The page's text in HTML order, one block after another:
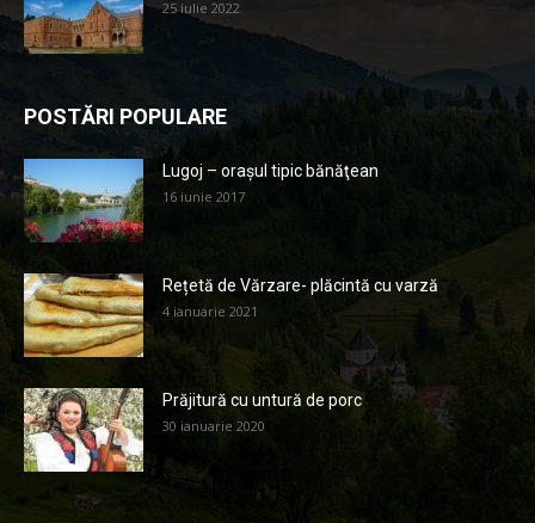
25 iulie 2022
POSTĂRI POPULARE
Lugoj – orașul tipic bănăţean
16 iunie 2017
Rețetă de Vărzare- plăcintă cu varză
4 ianuarie 2021
Prăjitură cu untură de porc
30 ianuarie 2020